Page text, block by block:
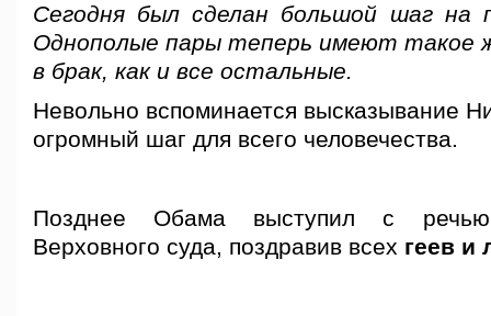
Сегодня был сделан большой шаг на
Однополые пары теперь имеют такое
в брак, как и все остальные.
Невольно вспоминается высказывание
огромный шаг для всего человечества.
Позднее Обама выступил с
Верховного суда, поздравив всех геев и